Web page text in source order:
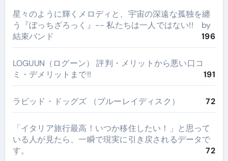
星々のように輝くメロディと、宇宙の深遠な孤独を纏
う『ぼっちざろっく』-- 私たちは一人ではない!! by
結束バンド
196
LOGUUN（ログーン） 評判・メリットから悪い口コ
ミ・デメリットまで!!
191
ラビッド・ドッグズ （ブルーレイディスク） 72
​「イタリア旅行最高！いつか移住したい！」と思って
いる人が見たら、一瞬で現実に引き戻されるデータで
す。
72